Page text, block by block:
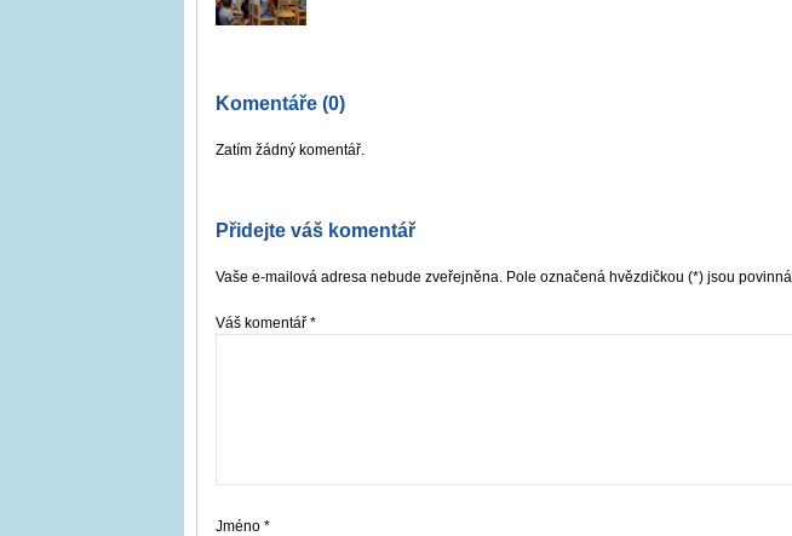
Komentáře (0)
Zatím žádný komentář.
Přidejte váš komentář
Vaše e-mailová adresa nebude zveřejněna. Pole označená hvězdičkou (*) jsou povinná.
Váš komentář *
Jméno *